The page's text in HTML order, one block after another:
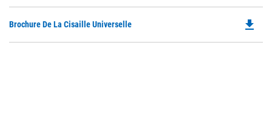
a
Brochure De La Cisaille Universelle file_download